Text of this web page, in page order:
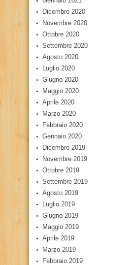
Dicembre 2020
Novembre 2020
Ottobre 2020
Settembre 2020
Agosto 2020
Luglio 2020
Giugno 2020
Maggio 2020
Aprile 2020
Marzo 2020
Febbraio 2020
Gennaio 2020
Dicembre 2019
Novembre 2019
Ottobre 2019
Settembre 2019
Agosto 2019
Luglio 2019
Giugno 2019
Maggio 2019
Aprile 2019
Marzo 2019
Febbraio 2019